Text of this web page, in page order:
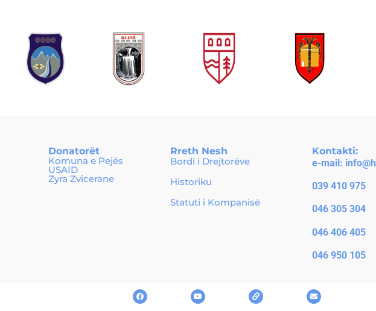
Donatorët
Komuna e Pejës
USAID
Zyra Zvicerane
Rreth Nesh
Bordi i Drejtorëve
Historiku
Statuti i Kompanisë
Kontakti:
e-mail:
039 410 975
046 305 304
046 406 405
046 950 105